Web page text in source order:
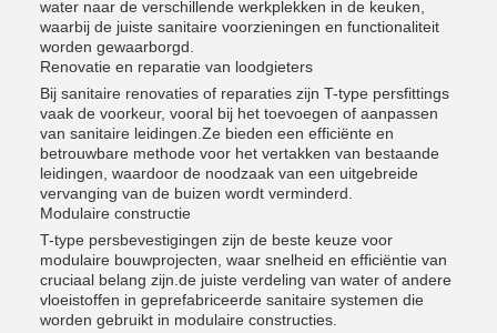
water naar de verschillende werkplekken in de keuken,
waarbij de juiste sanitaire voorzieningen en functionaliteit
worden gewaarborgd.
Renovatie en reparatie van loodgieters
Bij sanitaire renovaties of reparaties zijn T-type persfittings
vaak de voorkeur, vooral bij het toevoegen of aanpassen
van sanitaire leidingen.Ze bieden een efficiënte en
betrouwbare methode voor het vertakken van bestaande
leidingen, waardoor de noodzaak van een uitgebreide
vervanging van de buizen wordt verminderd.
Modulaire constructie
T-type persbevestigingen zijn de beste keuze voor
modulaire bouwprojecten, waar snelheid en efficiëntie van
cruciaal belang zijn.de juiste verdeling van water of andere
vloeistoffen in geprefabriceerde sanitaire systemen die
worden gebruikt in modulaire constructies.